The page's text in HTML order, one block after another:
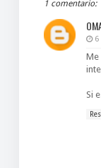
1 comentario:
6
Me
Si